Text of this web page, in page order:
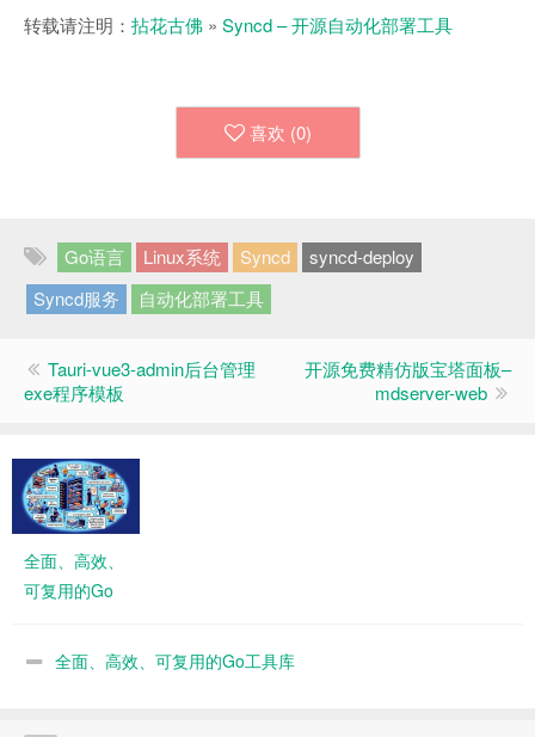
转载请注明： 拈花古佛 » Syncd – 开源自动化部署工具
喜欢 (0)
Go语言 Linux系统 Syncd
syncd-deploy
Syncd服务
自动化部署工具
Tauri-vue3-admin后台管理
exe程序模板
开源免费精仿版宝塔面板–
mdserver-web
全面、高效、
可复用的Go
全面、高效、可复用的Go工具库